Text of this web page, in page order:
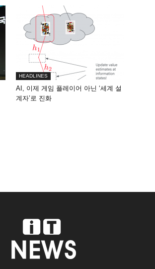
HEADLINES
AI, 이제 게임 플레이어 아닌 ‘세계 설
계자’로 진화